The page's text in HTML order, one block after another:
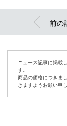
前の
ニュース記事に掲載
す。
商品の価格につきま
きますようお願い申